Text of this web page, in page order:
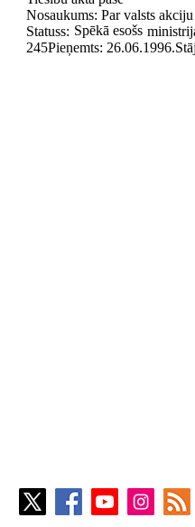
Nosaukums: Par valsts
Statuss: Spēkā esošs
245Pieņemts: 26.06.1996.